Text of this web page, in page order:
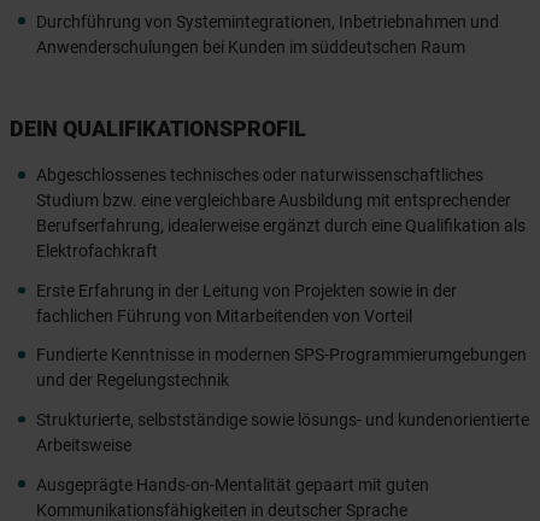
Durchführung von Systemintegrationen, Inbetriebnahmen und
Anwenderschulungen bei Kunden im süddeutschen Raum
DEIN QUALIFIKATIONSPROFIL
Abgeschlossenes technisches oder naturwissenschaftliches
Studium bzw. eine vergleichbare Ausbildung mit entsprechender
Berufserfahrung, idealerweise ergänzt durch eine Qualifikation als
Elektrofachkraft
Erste Erfahrung in der Leitung von Projekten sowie in der
fachlichen Führung von Mitarbeitenden von Vorteil
Fundierte Kenntnisse in modernen SPS-Programmierumgebungen
und der Regelungstechnik
Strukturierte, selbstständige sowie lösungs- und kundenorientierte
Arbeitsweise
Ausgeprägte Hands-on-Mentalität gepaart mit guten
Kommunikationsfähigkeiten in deutscher Sprache